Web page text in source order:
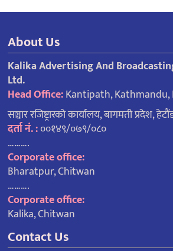
About Us
Kalika Advertising And
Ltd.
Head Office:Kantipath, Kathmandu,
सञ्चार रजिष्ट्रारको कार्यालय, बागमती प्रदेश,
दर्ता नं. :००१४९/०७९/०८०
……….
Corporate office:
Bharatpur, Chitwan
……….
Corporate office:
Kalika, Chitwan
Contact Us